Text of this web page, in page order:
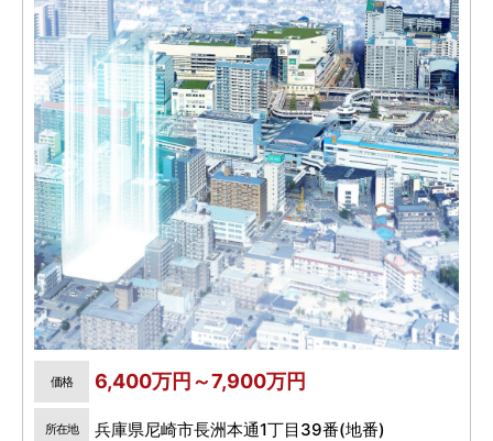
価格 6,400万円～7,900万円
所在地 兵庫県尼崎市長洲本通1丁目39番(地番)